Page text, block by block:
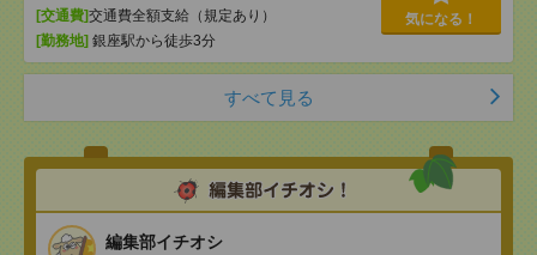
[交通費]交通費全額支給（規定あり）
[勤務地] 銀座駅から徒歩3分
気になる！
すべて見る
編集部イチオシ